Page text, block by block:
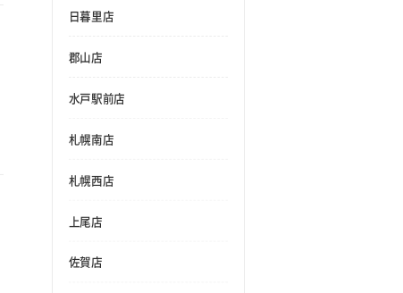
日暮里店
郡山店
水戸駅前店
札幌南店
札幌西店
上尾店
佐賀店